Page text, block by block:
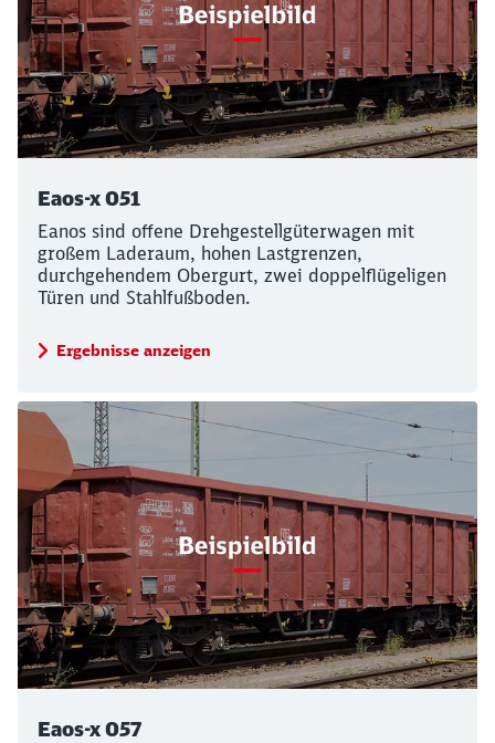
Eaos-x 051
Eanos sind offene Drehgestellgüterwagen mit
großem Laderaum, hohen Lastgrenzen,
durchgehendem Obergurt, zwei doppelflügeligen
Türen und Stahlfußboden.
Ergebnisse anzeigen
Eaos-x 057
Schließen
Möchten Sie zuweitergeleitet
werden?
Abbrechen Weiter